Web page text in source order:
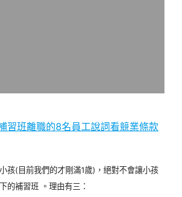
習班離職的8名員工說詞看競業條款
孩(目前我們的才剛滿1歲)，絕對不會讓小孩
的補習班 。理由有三：